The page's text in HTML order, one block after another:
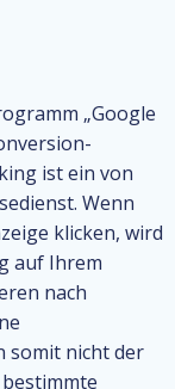
„Google
ist ein von
Wenn
klicken, wird
auf Ihrem
nach
somit nicht der